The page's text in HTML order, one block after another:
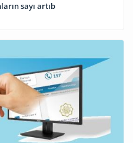
sayı artıb